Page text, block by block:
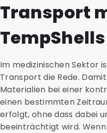
Transport
TempShells
Im medizinischen Sektor
Transport die Rede.
Materialien bei einer
einen bestimmten
erfolgt, ohne dass dabei
beeinträchtigt wird.